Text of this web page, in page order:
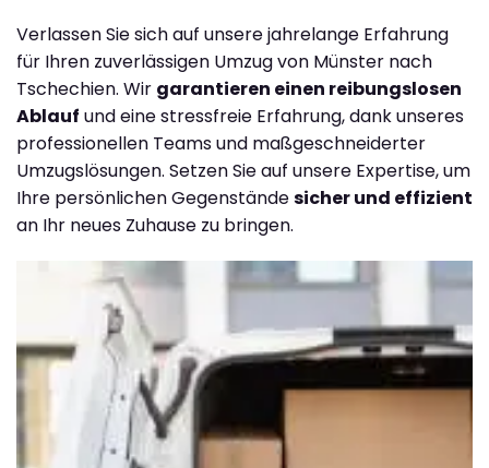
Verlassen Sie sich auf unsere jahrelange Erfahrung
für Ihren zuverlässigen Umzug von Münster nach
Tschechien. Wir garantieren einen reibungslosen
Ablauf und eine stressfreie Erfahrung, dank unseres
professionellen Teams und maßgeschneiderter
Umzugslösungen. Setzen Sie auf unsere Expertise, um
Ihre persönlichen Gegenständesicher und effizient
an Ihr neues Zuhause zu bringen.